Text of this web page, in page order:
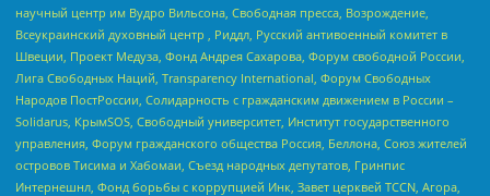
научный центр им Вудро Вильсона, Свободная пресса, Возрождение,
Всеукраинский духовный центр , Риддл, Русский антивоенный комитет в
Швеции, Проект Медуза, Фонд Андрея Сахарова, Форум свободной России,
Лига Свободных Наций, Transparеncy International, Форум Свободных
Народов ПостРоссии, Солидарность с гражданским движением в России –
Solidarus, КрымSOS, Свободный университет, Институт государственного
управления, Форум гражданского общества Россия, Беллона, Союз жителей
островов Тисима и Хабомаи, Съезд народных депутатов, Гринпис
Интернешнл, Фонд борьбы с коррупцией Инк, Завет церквей TCCN, Агора,